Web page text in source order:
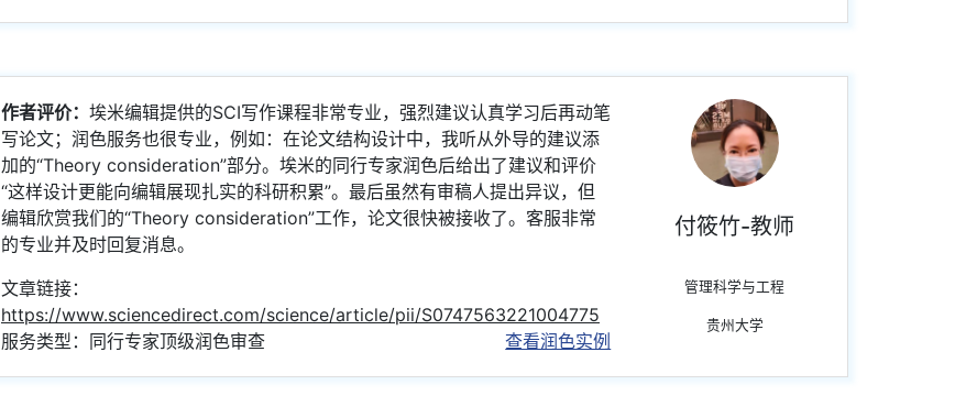
作者评价： 埃米编辑提供的SCI写作课程非常专业，强烈建议认真学习后再动笔
写论文；润色服务也很专业，例如：在论文结构设计中，我听从外导的建议添
加的“Theory consideration”部分。埃米的同行专家润色后给出了建议和评价
“这样设计更能向编辑展现扎实的科研积累”。最后虽然有审稿人提出异议，但
编辑欣赏我们的“Theory consideration”工作，论文很快被接收了。客服非常
的专业并及时回复消息。
文章链接：
https://www.sciencedirect.com/science/article/pii/S0747563221004775
服务类型：同行专家顶级润色审查
查看润色实例
付筱竹-教师
管理科学与工程
贵州大学